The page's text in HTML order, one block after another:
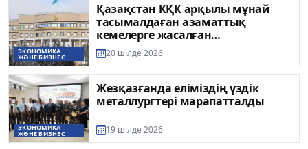
ЭКОНОМИКА
ЖӘНЕ БИЗНЕС
Қазақстан КҚК арқылы мұнай
тасымалдаған азаматтық
кемелерге жасалған
шабуылдарды қатаң айыптады
20 шілде 2026
ЭКОНОМИКА
ЖӘНЕ БИЗНЕС
Жезқазғанда еліміздің үздік
металлургтері марапатталды
19 шілде 2026